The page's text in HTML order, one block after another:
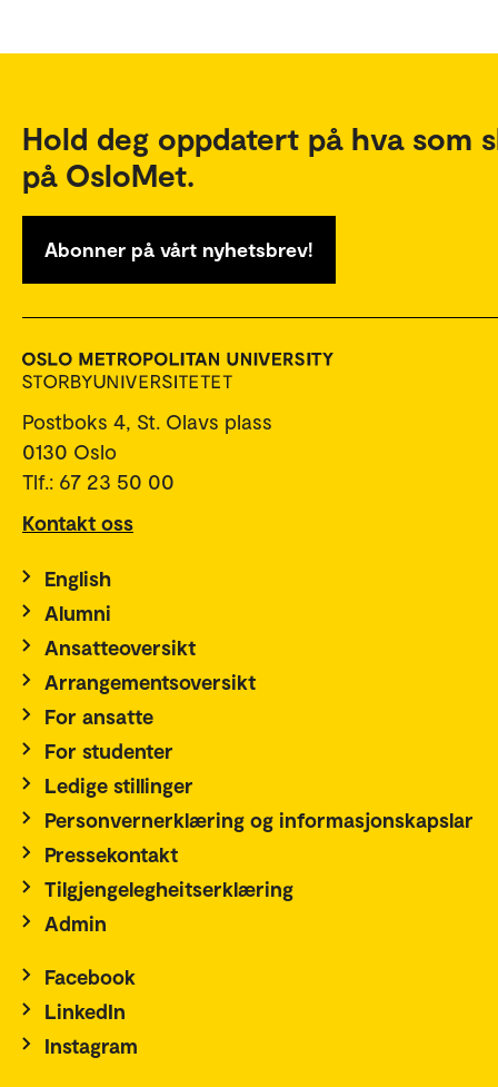
Hold deg oppdatert på hva som
på OsloMet.
Abonner på vårt nyhetsbrev!
Postboks 4, St. Olavs plass
0130 Oslo
Tlf.: 67 23 50 00
Kontakt oss
English
Alumni
Ansatteoversikt
Arrangementsoversikt
For ansatte
For studenter
Ledige stillinger
Personvernerklæring og informasjonskapslar
Pressekontakt
Tilgjengelegheitserklæring
Admin
Facebook
LinkedIn
Instagram